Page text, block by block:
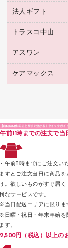
パイプ式ファ
その他ファイ
クリヤーホル
クリヤーブッ
クリヤーブ
Ｚ式ファイル
２穴リフィル
ボールペン（
ボールペン（
シャープペン
接着用品
針なしステー
紙めくり
裁断機
印章用品
ラベル類
メンディング
メッシュケー
フロアケース
ブックエン
陳列什器
紙手提げ袋
レジ・ポリ袋
ディスプレイ
カウンター／
東急ハンズ
法人ギフト
高島屋
高島屋（食品
カウネット
トラスコ中山
建築・作業用
アズワン
医療・介護用
ケアマックス
午前11時までの注文で当
午前11時までにご注文い
すとご注文当日に商品を
。欲しいものがすぐ届く
なサービスです。
当日配送エリアに限りま
日曜・祝日・年末年始を
す。
2,500円（税込）以上の